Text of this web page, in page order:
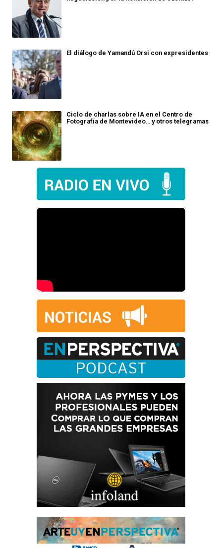
El diálogo de Yamandú Orsi con expresidentes
Ciclo de charlas sobre IA en el Centro de
Fotografía de Montevideo… y otros telegramas